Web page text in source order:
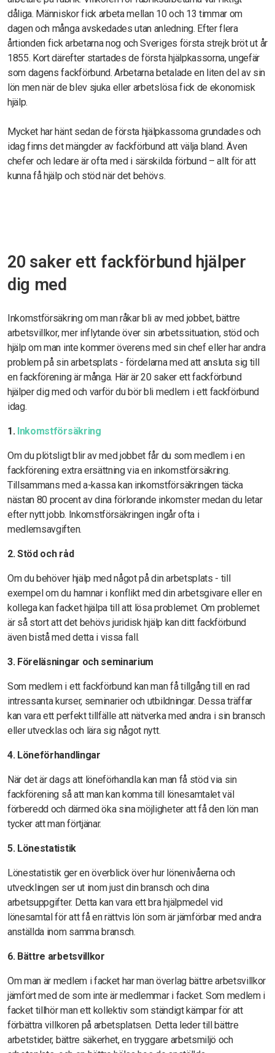
dåliga. Människor fick arbeta mellan 10 och 13 timmar om
dagen och många avskedades utan anledning. Efter flera
årtionden fick arbetarna nog och Sveriges första strejk bröt ut år
1855. Kort därefter startades de första hjälpkassorna, ungefär
som dagens fackförbund. Arbetarna betalade en liten del av sin
lön men när de blev sjuka eller arbetslösa fick de ekonomisk
hjälp.
Mycket har hänt sedan de första hjälpkassorna grundades och
idag finns det mängder av fackförbund att välja bland. Även
chefer och ledare är ofta med i särskilda förbund – allt för att
kunna få hjälp och stöd när det behövs.
20 saker ett fackförbund hjälper
dig med
Inkomstförsäkring om man råkar bli av med jobbet, bättre
arbetsvillkor, mer inflytande över sin arbetssituation, stöd och
hjälp om man inte kommer överens med sin chef eller har andra
problem på sin arbetsplats - fördelarna med att ansluta sig till
en fackförening är många. Här är 20 saker ett fackförbund
hjälper dig med och varför du bör bli medlem i ett fackförbund
idag.
1. Inkomstförsäkring
Om du plötsligt blir av med jobbet får du som medlem i en
fackförening extra ersättning via en inkomstförsäkring.
Tillsammans med a-kassa kan inkomstförsäkringen täcka
nästan 80 procent av dina förlorande inkomster medan du letar
efter nytt jobb. Inkomstförsäkringen ingår ofta i
medlemsavgiften.
2. Stöd och råd
Om du behöver hjälp med något på din arbetsplats - till
exempel om du hamnar i konflikt med din arbetsgivare eller en
kollega kan facket hjälpa till att lösa problemet. Om problemet
är så stort att det behövs juridisk hjälp kan ditt fackförbund
även bistå med detta i vissa fall.
3. Föreläsningar och seminarium
Som medlem i ett fackförbund kan man få tillgång till en rad
intressanta kurser, seminarier och utbildningar. Dessa träffar
kan vara ett perfekt tillfälle att nätverka med andra i sin bransch
eller utvecklas och lära sig något nytt.
4. Löneförhandlingar
När det är dags att löneförhandla kan man få stöd via sin
fackförening så att man kan komma till lönesamtalet väl
förberedd och därmed öka sina möjligheter att få den lön man
tycker att man förtjänar.
5. Lönestatistik
Lönestatistik ger en överblick över hur lönenivåerna och
utvecklingen ser ut inom just din bransch och dina
arbetsuppgifter. Detta kan vara ett bra hjälpmedel vid
lönesamtal för att få en rättvis lön som är jämförbar med andra
anställda inom samma bransch.
6. Bättre arbetsvillkor
Om man är medlem i facket har man överlag bättre arbetsvillkor
jämfört med de som inte är medlemmar i facket. Som medlem i
facket tillhör man ett kollektiv som ständigt kämpar för att
förbättra villkoren på arbetsplatsen. Detta leder till bättre
arbetstider, bättre säkerhet, en tryggare arbetsmiljö och